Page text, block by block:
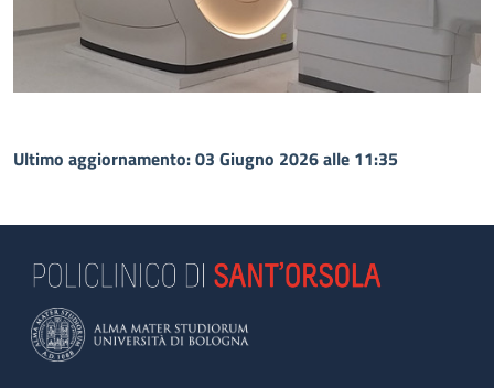
Ultimo aggiornamento: 03 Giugno 2026 alle 11:35